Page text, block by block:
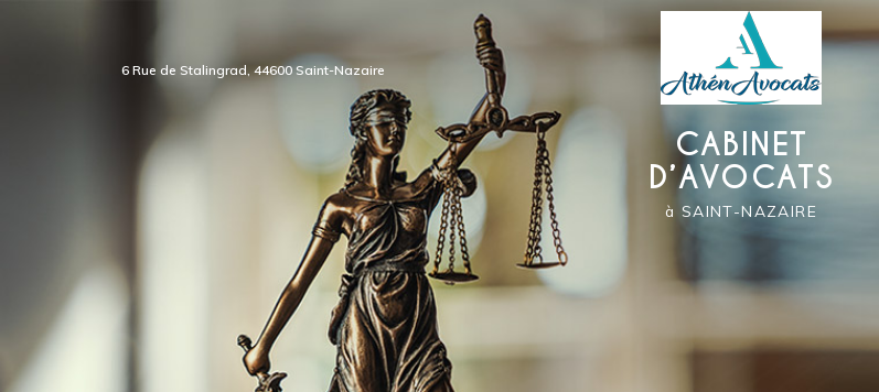
6 Rue de Stalingrad, 44600 Saint-Nazaire
CABINET
D’AVOCATS
à SAINT-NAZAIRE